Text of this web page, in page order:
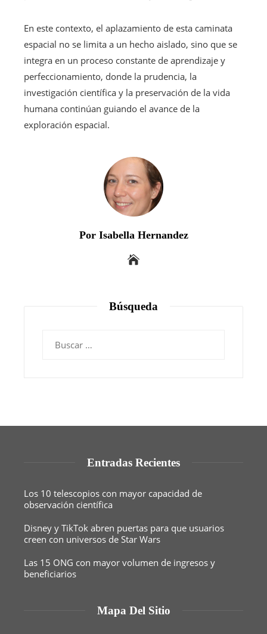
En este contexto, el aplazamiento de esta caminata
espacial no se limita a un hecho aislado, sino que se
integra en un proceso constante de aprendizaje y
perfeccionamiento, donde la prudencia, la
investigación científica y la preservación de la vida
humana continúan guiando el avance de la
exploración espacial.
Por Isabella Hernandez
Búsqueda
Entradas Recientes
Los 10 telescopios con mayor capacidad de
observación científica
Disney y TikTok abren puertas para que usuarios
creen con universos de Star Wars
Las 15 ONG con mayor volumen de ingresos y
beneficiarios
Mapa Del Sitio